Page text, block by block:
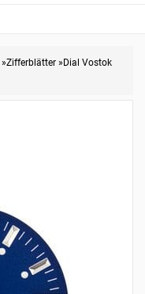
»Zifferblätter » Dial Vostok